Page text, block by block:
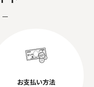
お支払い方法